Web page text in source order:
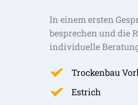
In einem ersten
besprechen und die
individuelle
Trockenbau
Estrich